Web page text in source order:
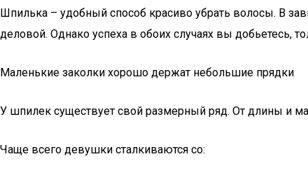
Шпилька – удобный способ красиво убрать волосы. В
деловой. Однако успеха в обоих случаях вы добьетесь,
Маленькие заколки хорошо держат небольшие прядки
У шпилек существует свой размерный ряд. От длины и
Чаще всего девушки сталкиваются со: